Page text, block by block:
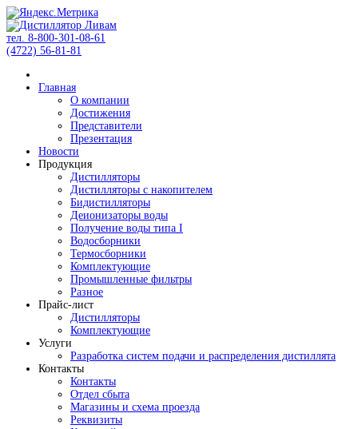
тел. 8-800-301-08-61
(4722) 56-81-81
Главная
О компании
Достижения
Представители
Презентация
Новости
Продукция
Дистилляторы
Дистилляторы с накопителем
Бидистилляторы
Деионизаторы воды
Получение воды типа I
Водосборники
Термосборники
Комплектующие
Промышленные фильтры
Разное
Прайс-лист
Дистилляторы
Комплектующие
Услуги
Разработка систем подачи и распределения дистиллята
Контакты
Контакты
Отдел сбыта
Магазины и схема проезда
Реквизиты